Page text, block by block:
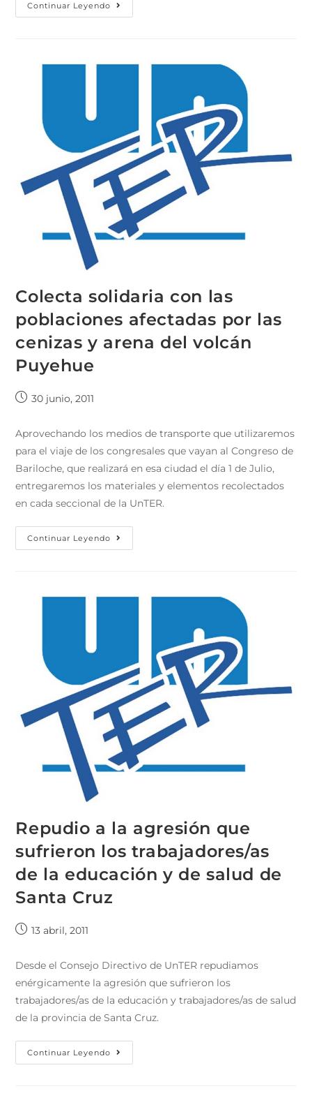
Continuar Leyendo
Colecta solidaria con las
poblaciones afectadas por las
cenizas y arena del volcán
Puyehue
30 junio, 2011
Aprovechando los medios de transporte que utilizaremos
para el viaje de los congresales que vayan al Congreso de
Bariloche, que realizará en esa ciudad el día 1 de Julio,
entregaremos los materiales y elementos recolectados
en cada seccional de la UnTER.
Continuar Leyendo
Repudio a la agresión que
sufrieron los trabajadores/as
de la educación y de salud de
Santa Cruz
13 abril, 2011
Desde el Consejo Directivo de UnTER repudiamos
enérgicamente la agresión que sufrieron los
trabajadores/as de la educación y trabajadores/as de salud
de la provincia de Santa Cruz.
Continuar Leyendo